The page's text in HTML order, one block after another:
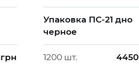
грн
Упаковка ПС-21 дно
черное
1200 шт. 4450